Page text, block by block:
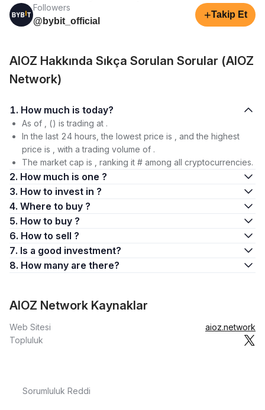
Followers
@bybit_official
+Takip Et
AIOZ Hakkında Sıkça Sorulan Sorular (AIOZ
Network)
1. How much is today?
As of , () is trading at .
In the last 24 hours, the lowest price is , and the highest
price is , with a trading volume of .
The market cap is , ranking it # among all cryptocurrencies.
2. How much is one ?
3. How to invest in ?
4. Where to buy ?
5. How to buy ?
6. How to sell ?
7. Is a good investment?
8. How many are there?
AIOZ Network Kaynaklar
Web Sitesi
aioz.network
Topluluk
Sorumluluk Reddi